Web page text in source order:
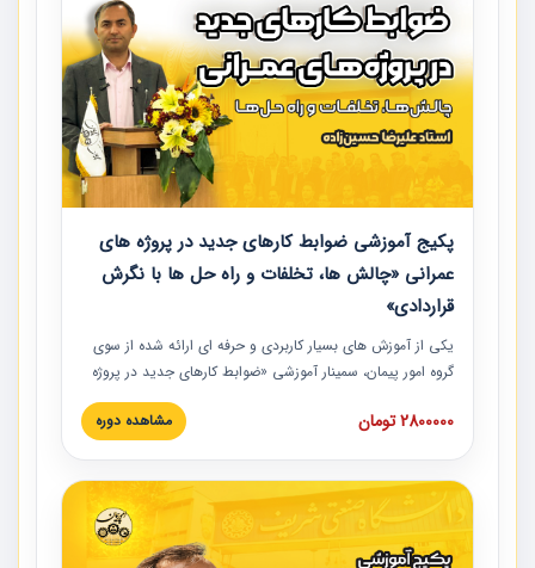
پکیج آموزشی ضوابط کارهای جدید در پروژه های
عمرانی «چالش ها، تخلفات و راه حل ها با نگرش
قراردادی»
یکی از آموزش‏‏‏‏‏‏ های بسیار کاربردی و حرفه‏ ای ارائه شده از سوی
گروه امور پیمان، سمینار آموزشی «ضوابط کارهای جدید در پروژه
های عمرانی» چالش ها، تخلفات و راه حل ها با نگرش قراردادی
است که در محل سندیکای شرکت های ساختمانی کشور ارائه شد.
مدارک پیمان به همراه تجربیات عملی ارائه شده است.
2800000 تومان مشاهده دوره